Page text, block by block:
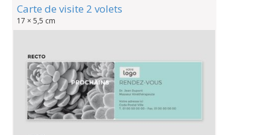
Carte de visite 2 volets
17 × 5,5 cm